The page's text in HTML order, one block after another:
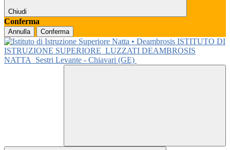
Chiudi
Conferma
Annulla Conferma
ISTITUTO DI
ISTRUZIONE SUPERIORE LUZZATI DEAMBROSIS
NATTA
Sestri Levante - Chiavari (GE)